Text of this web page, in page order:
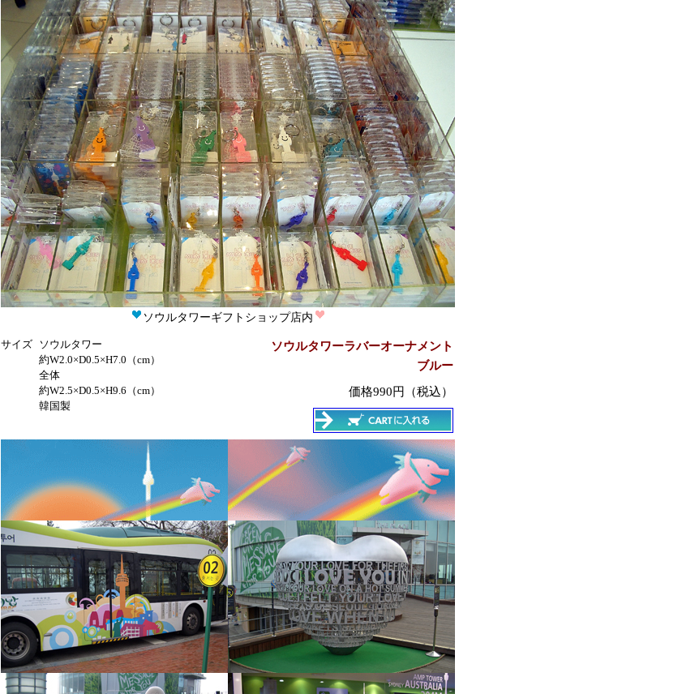
ソウルタワーギフトショップ店内
サイズ
ソウルタワー
約W2.0×D0.5×H7.0（cm）
全体
約W2.5×D0.5×H9.6（cm）
韓国製
ソウルタワーラバーオーナメント
ブルー
価格990円（税込）